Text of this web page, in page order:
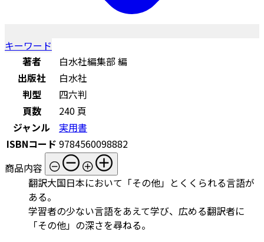
キーワード
著者
白水社編集部 編
出版社
白水社
判型
四六判
頁数
240 頁
ジャンル
実用書
ISBNコード 9784560098882
商品内容
翻訳大国日本において「その他」とくくられる言語が
ある。
学習者の少ない言語をあえて学び、広める翻訳者に
「その他」の深さを尋ねる。